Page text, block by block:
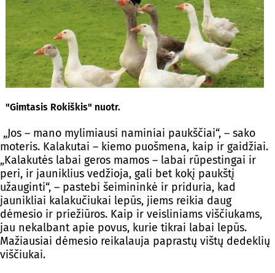
"Gimtasis Rokiškis" nuotr.
„Jos – mano mylimiausi naminiai paukščiai“, – sako
moteris. Kalakutai – kiemo puošmena, kaip ir gaidžiai.
„Kalakutės labai geros mamos – labai rūpestingai ir
peri, ir jauniklius vedžioja, gali bet kokį paukštį
užauginti“, – pastebi šeimininkė ir priduria, kad
jaunikliai kalakučiukai lepūs, jiems reikia daug
dėmesio ir priežiūros. Kaip ir veisliniams viščiukams,
jau nekalbant apie povus, kurie tikrai labai lepūs.
Mažiausiai dėmesio reikalauja paprastų vištų dedeklių
viščiukai.